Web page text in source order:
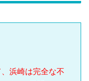
浜崎は完全な不